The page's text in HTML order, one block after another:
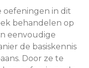
oefeningen in dit
behandelen op
eenvoudige
de basiskennis
Door ze te